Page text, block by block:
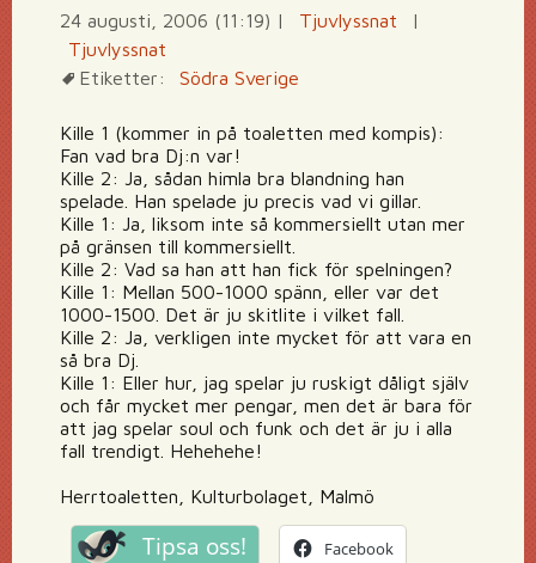
24 augusti, 2006 (11:19) | Tjuvlyssnat
|
Tjuvlyssnat
Etiketter:
Södra Sverige
Kille 1 (kommer in på toaletten med kompis):
Fan vad bra Dj:n var!
Kille 2: Ja, sådan himla bra blandning han
spelade. Han spelade ju precis vad vi gillar.
Kille 1: Ja, liksom inte så kommersiellt utan mer
på gränsen till kommersiellt.
Kille 2: Vad sa han att han fick för spelningen?
Kille 1: Mellan 500-1000 spänn, eller var det
1000-1500. Det är ju skitlite i vilket fall.
Kille 2: Ja, verkligen inte mycket för att vara en
så bra Dj.
Kille 1: Eller hur, jag spelar ju ruskigt dåligt själv
och får mycket mer pengar, men det är bara för
att jag spelar soul och funk och det är ju i alla
fall trendigt. Hehehehe!
Herrtoaletten, Kulturbolaget, Malmö
Tipsa oss! Facebook